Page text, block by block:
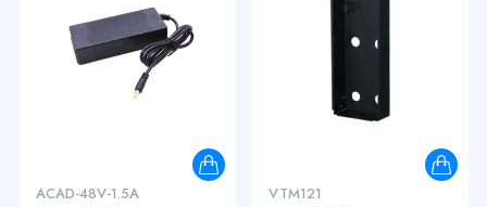
ACAD-48V-1.5A VTM121